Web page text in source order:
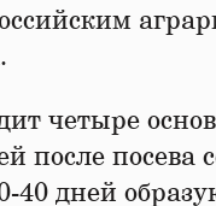
четыре
после посева
дней